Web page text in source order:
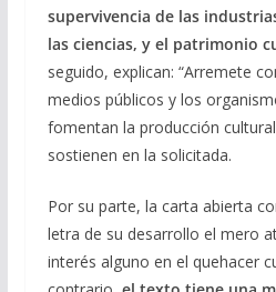
supervivencia de las
las ciencias, y el patrimonio
seguido, explican: “Arremete
medios públicos y los
fomentan la producción
sostienen en la solicitada.
Por su parte, la carta abierta
letra de su desarrollo el mero
interés alguno en el quehacer